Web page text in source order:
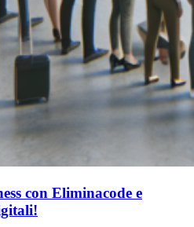
con Eliminacode e